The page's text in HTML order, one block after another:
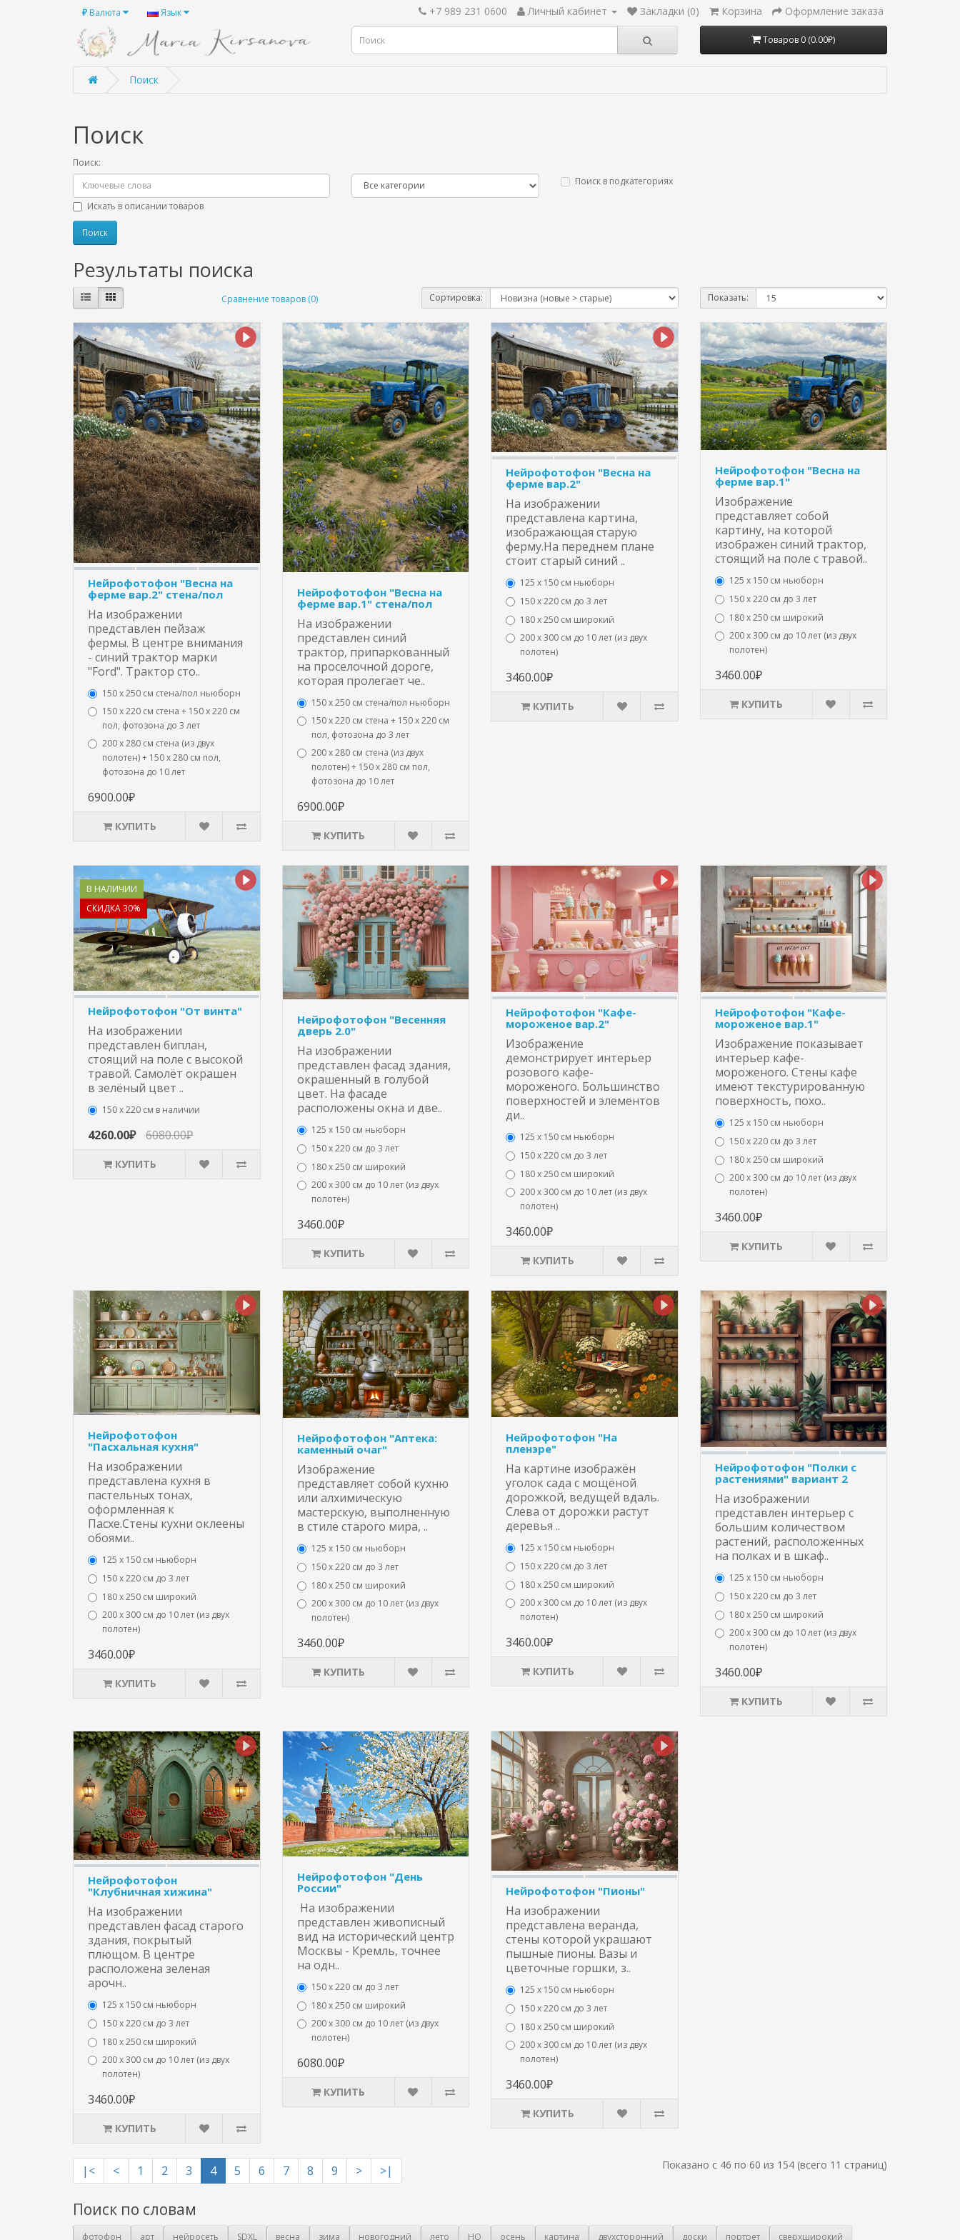
₽ Валюта Язык +7 989 231 0600 Личный кабинет Закладки (0) Корзина Оформление заказа
Товаров 0 (0.00₽)
Поиск
Поиск
Поиск:
Поиск в подкатегориях
Искать в описании товаров
Результаты поиска
Сравнение товаров (0) Сортировка: Показать:
Нейрофотофон "Весна на
ферме вар.2" стена/пол
На изображении
представлен пейзаж
фермы. В центре внимания
- синий трактор марки
"Ford". Трактор сто..
150 х 250 см стена/пол ньюборн
150 х 220 см стена + 150 х 220 см
пол, фотозона до 3 лет
200 х 280 см стена (из двух
полотен) + 150 х 280 см пол,
фотозона до 10 лет
6900.00₽
КУПИТЬ
Нейрофотофон "Весна на
ферме вар.1" стена/пол
На изображении
представлен синий
трактор, припаркованный
на проселочной дороге,
которая пролегает че..
150 х 250 см стена/пол ньюборн
150 х 220 см стена + 150 х 220 см
пол, фотозона до 3 лет
200 х 280 см стена (из двух
полотен) + 150 х 280 см пол,
фотозона до 10 лет
6900.00₽
КУПИТЬ
Нейрофотофон "Весна на
ферме вар.2"
На изображении
представлена картина,
изображающая старую
ферму.На переднем плане
стоит старый синий ..
125 x 150 см ньюборн
150 х 220 см до 3 лет
180 х 250 см широкий
200 х 300 см до 10 лет (из двух
полотен)
3460.00₽
КУПИТЬ
Нейрофотофон "Весна на
ферме вар.1"
Изображение
представляет собой
картину, на которой
изображен синий трактор,
стоящий на поле с травой..
125 x 150 см ньюборн
150 х 220 см до 3 лет
180 х 250 см широкий
200 х 300 см до 10 лет (из двух
полотен)
3460.00₽
КУПИТЬ
В НАЛИЧИИ
СКИДКА 30%
Нейрофотофон "От винта"
На изображении
представлен биплан,
стоящий на поле с высокой
травой. Самолёт окрашен
в зелёный цвет ..
150 х 220 см в наличии
4260.00₽ 6080.00₽
КУПИТЬ
Нейрофотофон "Весенняя
дверь 2.0"
На изображении
представлен фасад здания,
окрашенный в голубой
цвет. На фасаде
расположены окна и две..
125 x 150 см ньюборн
150 х 220 см до 3 лет
180 х 250 см широкий
200 х 300 см до 10 лет (из двух
полотен)
3460.00₽
КУПИТЬ
Нейрофотофон "Кафе-
мороженое вар.2"
Изображение
демонстрирует интерьер
розового кафе-
мороженого. Большинство
поверхностей и элементов
ди..
125 x 150 см ньюборн
150 х 220 см до 3 лет
180 х 250 см широкий
200 х 300 см до 10 лет (из двух
полотен)
3460.00₽
КУПИТЬ
Нейрофотофон "Кафе-
мороженое вар.1"
Изображение показывает
интерьер кафе-
мороженого. Стены кафе
имеют текстурированную
поверхность, похо..
125 x 150 см ньюборн
150 х 220 см до 3 лет
180 х 250 см широкий
200 х 300 см до 10 лет (из двух
полотен)
3460.00₽
КУПИТЬ
Нейрофотофон
"Пасхальная кухня"
На изображении
представлена кухня в
пастельных тонах,
оформленная к
Пасхе.Стены кухни оклеены
обоями..
125 x 150 см ньюборн
150 х 220 см до 3 лет
180 х 250 см широкий
200 х 300 см до 10 лет (из двух
полотен)
3460.00₽
КУПИТЬ
Нейрофотофон "Аптека:
каменный очаг"
Изображение
представляет собой кухню
или алхимическую
мастерскую, выполненную
в стиле старого мира, ..
125 x 150 см ньюборн
150 х 220 см до 3 лет
180 х 250 см широкий
200 х 300 см до 10 лет (из двух
полотен)
3460.00₽
КУПИТЬ
Нейрофотофон "На
пленэре"
На картине изображён
уголок сада с мощёной
дорожкой, ведущей вдаль.
Слева от дорожки растут
деревья ..
125 x 150 см ньюборн
150 х 220 см до 3 лет
180 х 250 см широкий
200 х 300 см до 10 лет (из двух
полотен)
3460.00₽
КУПИТЬ
Нейрофотофон "Полки с
растениями" вариант 2
На изображении
представлен интерьер с
большим количеством
растений, расположенных
на полках и в шкаф..
125 x 150 см ньюборн
150 х 220 см до 3 лет
180 х 250 см широкий
200 х 300 см до 10 лет (из двух
полотен)
3460.00₽
КУПИТЬ
Нейрофотофон
"Клубничная хижина"
На изображении
представлен фасад старого
здания, покрытый
плющом. В центре
расположена зеленая
арочн..
125 x 150 см ньюборн
150 х 220 см до 3 лет
180 х 250 см широкий
200 х 300 см до 10 лет (из двух
полотен)
3460.00₽
КУПИТЬ
Нейрофотофон "День
России"
На изображении
представлен живописный
вид на исторический центр
Москвы - Кремль, точнее
на одн..
150 х 220 см до 3 лет
180 х 250 см широкий
200 х 300 см до 10 лет (из двух
полотен)
6080.00₽
КУПИТЬ
Нейрофотофон "Пионы"
На изображении
представлена веранда,
стены которой украшают
пышные пионы. Вазы и
цветочные горшки, з..
125 x 150 см ньюборн
150 х 220 см до 3 лет
180 х 250 см широкий
200 х 300 см до 10 лет (из двух
полотен)
3460.00₽
КУПИТЬ
|< < 1 2 3 4 5 6 7 8 9 > >| Показано с 46 по 60 из 154 (всего 11 страниц)
Поиск по словам
фотофон арт нейросеть SDXL весна зима новогодний лето HQ осень картина двухсторонний доски портрет сверхширокий